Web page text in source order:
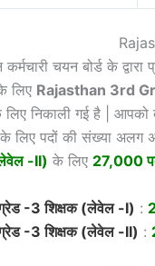
चयन बोर्ड के
लिए Rajasthan 3rd
निकाली गई है | आपको
के लिए पदों की संख्या अलग
-II) के लिए 27,000
-3 शिक्षक (लेवेल -I) :
-3 शिक्षक (लेवेल -II) :